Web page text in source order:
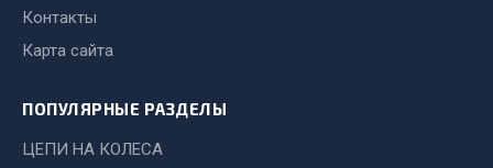
Контакты
Карта сайта
ПОПУЛЯРНЫЕ РАЗДЕЛЫ
ЦЕПИ НА КОЛЕСА